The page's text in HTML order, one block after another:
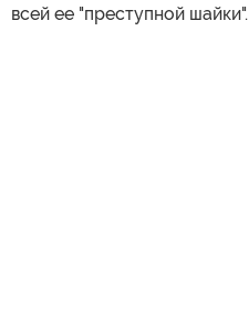
всей ее "преступной шайки".